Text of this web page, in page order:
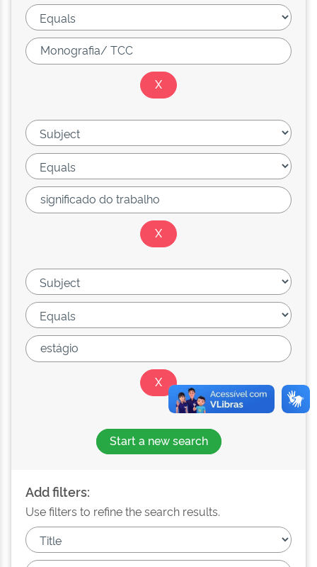
Start a new search
Add filters:
Use filters to refine the search results.